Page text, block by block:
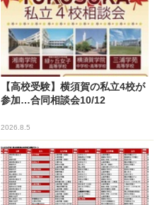
【高校受験】横須賀の私立4校が
参加…合同相談会10/12
2026.8.5